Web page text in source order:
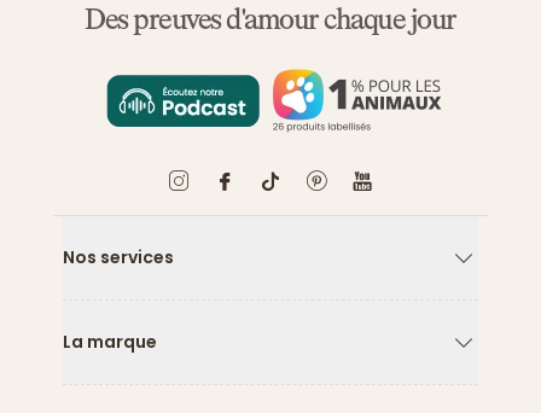
Des preuves d'amour chaque jour
Nos services
La marque